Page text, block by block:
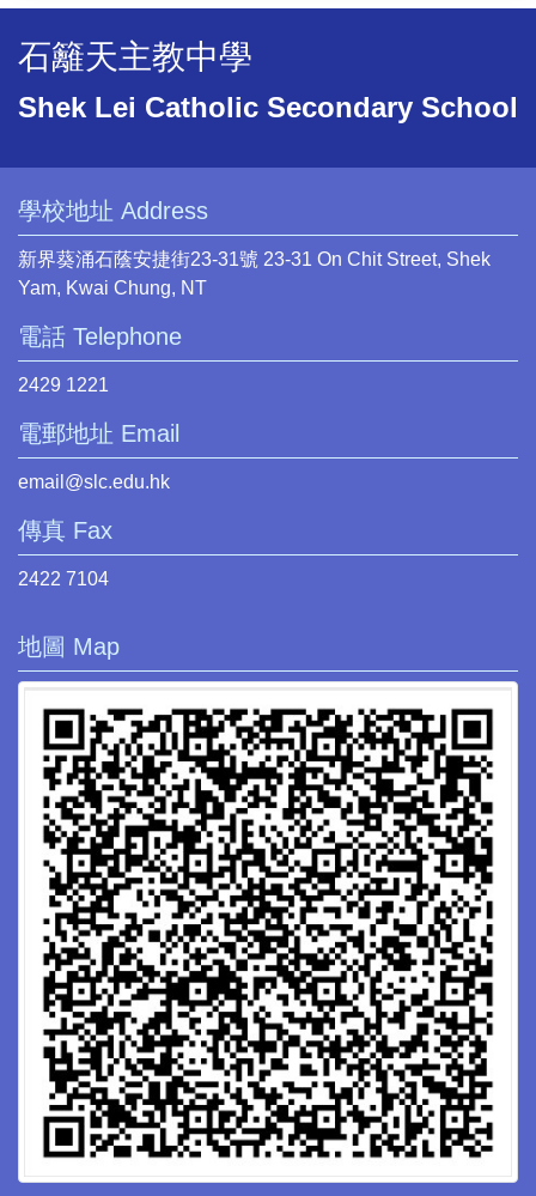
石籬天主教中學
Shek Lei Catholic Secondary School
學校地址 Address
新界葵涌石蔭安捷街23-31號 23-31 On Chit Street, Shek
Yam, Kwai Chung, NT
電話 Telephone
2429 1221
電郵地址 Email
email@slc.edu.hk
傳真 Fax
2422 7104
地圖 Map